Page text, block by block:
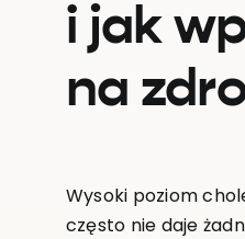
i jak
na
Wysoki poziom
często nie daje